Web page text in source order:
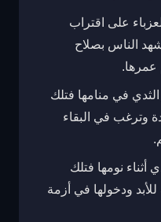
على اقتراب
الناس بصلاح
عمرها.
في منامها فتلك
وترغب في البقاء
أثناء نومها فتلك
ودخولها في أزمة